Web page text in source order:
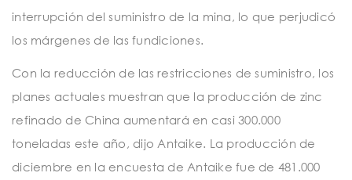
interrupción del suministro de la mina, lo que perjudicó
los márgenes de las fundiciones.
Con la reducción de las restricciones de suministro, los
planes actuales muestran que la producción de zinc
refinado de China aumentará en casi 300.000
toneladas este año, dijo Antaike. La producción de
diciembre en la encuesta de Antaike fue de 481.000